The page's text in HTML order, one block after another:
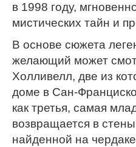
в 1998 году,
мистических тайн и
В основе сюжета
желающий может
Холливелл, две из
доме в Сан-
как третья, самая
возвращается в
найденной на